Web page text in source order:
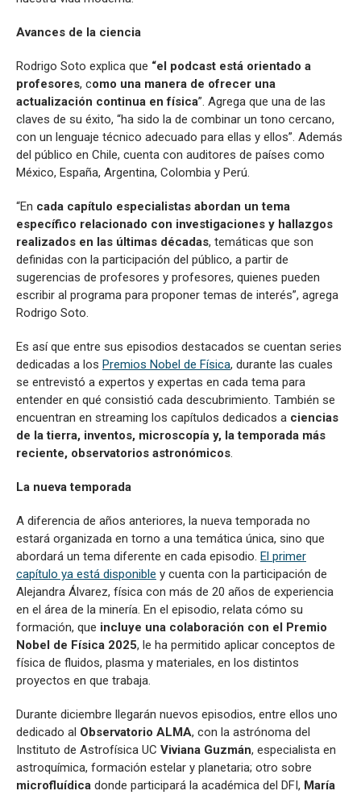
Avances de la ciencia
Rodrigo Soto explica que “el podcast está orientado a
profesores, como una manera de ofrecer una
actualización continua en física”. Agrega que una de las
claves de su éxito, “ha sido la de combinar un tono cercano,
con un lenguaje técnico adecuado para ellas y ellos”. Además
del público en Chile, cuenta con auditores de países como
México, España, Argentina, Colombia y Perú.
“En cada capítulo especialistas abordan un tema
específico relacionado con investigaciones y hallazgos
realizados en las últimas décadas, temáticas que son
definidas con la participación del público, a partir de
sugerencias de profesores y profesores, quienes pueden
escribir al programa para proponer temas de interés”, agrega
Rodrigo Soto.
Es así que entre sus episodios destacados se cuentan series
dedicadas a los Premios Nobel de Física, durante las cuales
se entrevistó a expertos y expertas en cada tema para
entender en qué consistió cada descubrimiento. También se
encuentran en streaming los capítulos dedicados a ciencias
de la tierra, inventos, microscopía y, la temporada más
reciente, observatorios astronómicos.
La nueva temporada
A diferencia de años anteriores, la nueva temporada no
estará organizada en torno a una temática única, sino que
abordará un tema diferente en cada episodio. El primer
capítulo ya está disponible y cuenta con la participación de
Alejandra Álvarez, física con más de 20 años de experiencia
en el área de la minería. En el episodio, relata cómo su
formación, que incluye una colaboración con el Premio
Nobel de Física 2025, le ha permitido aplicar conceptos de
física de fluidos, plasma y materiales, en los distintos
proyectos en que trabaja.
Durante diciembre llegarán nuevos episodios, entre ellos uno
dedicado al Observatorio ALMA, con la astrónoma del
Instituto de Astrofísica UC Viviana Guzmán, especialista en
astroquímica, formación estelar y planetaria; otro sobre
microfluídica donde participará la académica del DFI, María